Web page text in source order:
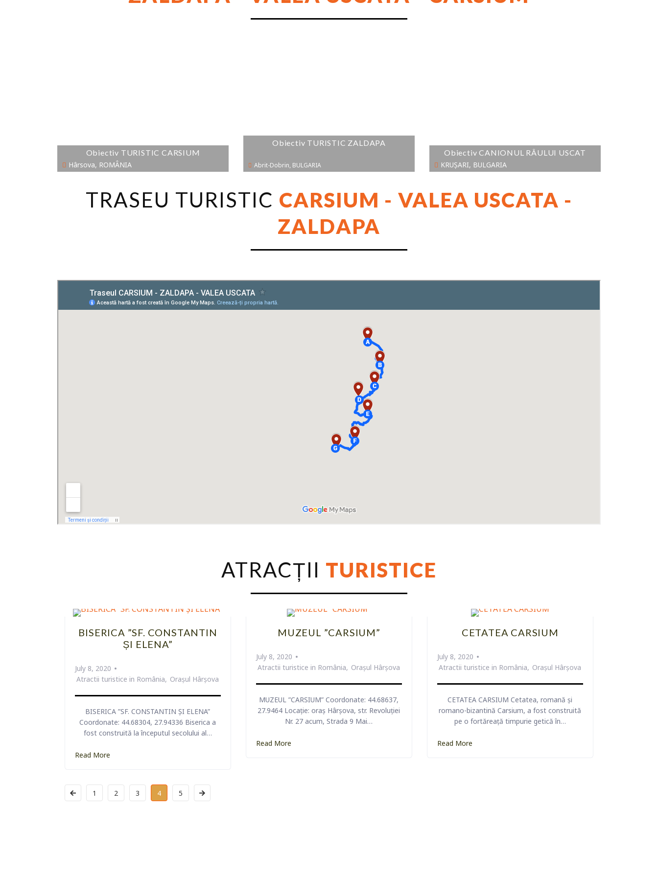
Obiectiv TURISTIC CARSIUM
Hârsova, ROMÂNIA
Obiectiv TURISTIC ZALDAPA
Abrit-Dobrin, BULGARIA
Obiectiv CANIONUL RÂULUI USCAT
KRUȘARI, BULGARIA
TRASEU TURISTIC CARSIUM - VALEA USCATA -
ZALDAPA
ATRACȚII TURISTICE
BISERICA ”SF. CONSTANTIN
ȘI ELENA”
July 8, 2020
Atractii turistice in România
Orașul Hârșova
BISERICA ”SF. CONSTANTIN ȘI ELENA”
Coordonate: 44.68304, 27.94336 Biserica a
fost construită la începutul secolului al…
Read More
MUZEUL ”CARSIUM”
July 8, 2020
Atractii turistice in România
Orașul Hârșova
MUZEUL ”CARSIUM” Coordonate: 44.68637,
27.9464 Locație: oraș Hârșova, str. Revoluției
Nr. 27 acum, Strada 9 Mai…
Read More
CETATEA CARSIUM
July 8, 2020
Atractii turistice in România
Orașul Hârșova
CETATEA CARSIUM Cetatea, romană și
romano-bizantină Carsium, a fost construită
pe o fortăreață timpurie getică în…
Read More
1 2 3 4 5
MUZEUL ISTORIC REGIONAL
ORAȘ DOBRICI
CETATEAZALDAPA
VEZI DETALII